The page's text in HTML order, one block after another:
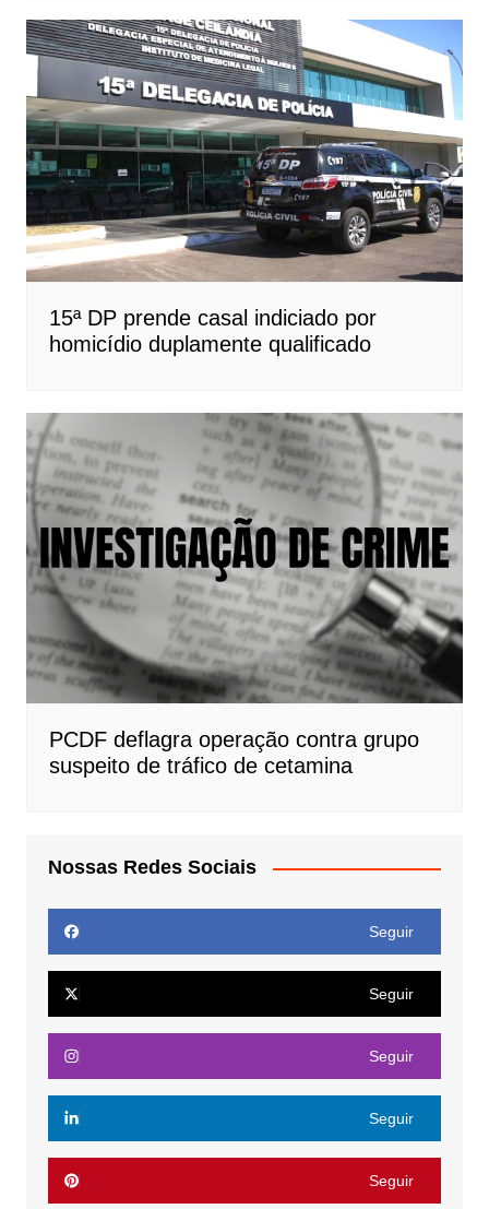
15ª DP prende casal indiciado por
homicídio duplamente qualificado
PCDF deflagra operação contra grupo
suspeito de tráfico de cetamina
Nossas Redes Sociais
Seguir
Seguir
Seguir
Seguir
Seguir